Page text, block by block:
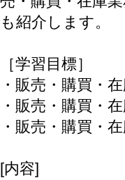
も紹介します。
［学習目標］
・販売・購買・
・販売・購買・
・販売・購買・
[内容]